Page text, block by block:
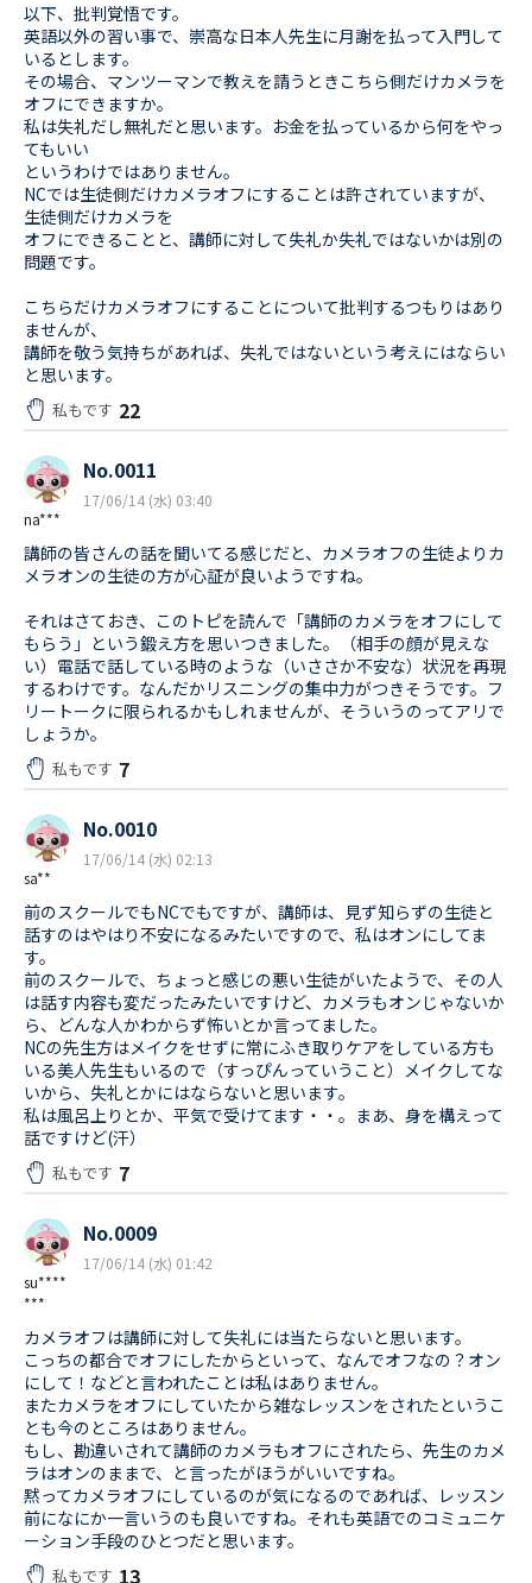
以下、批判覚悟です。
英語以外の習い事で、崇高な日本人先生に月謝を払って入門して
いるとします。
その場合、マンツーマンで教えを請うときこちら側だけカメラを
オフにできますか。
私は失礼だし無礼だと思います。お金を払っているから何をやっ
てもいい
というわけではありません。
NCでは生徒側だけカメラオフにすることは許されていますが、
生徒側だけカメラを
オフにできることと、講師に対して失礼か失礼ではないかは別の
問題です。
こちらだけカメラオフにすることについて批判するつもりはあり
ませんが、
講師を敬う気持ちがあれば、失礼ではないという考えにはならい
と思います。
私もです 22
na***
No.0011
17/06/14 (水) 03:40
講師の皆さんの話を聞いてる感じだと、カメラオフの生徒よりカ
メラオンの生徒の方が心証が良いようですね。
それはさておき、このトピを読んで「講師のカメラをオフにして
もらう」という鍛え方を思いつきました。（相手の顔が見えな
い）電話で話している時のような（いささか不安な）状況を再現
するわけです。なんだかリスニングの集中力がつきそうです。フ
リートークに限られるかもしれませんが、そういうのってアリで
しょうか。
私もです 7
sa**
No.0010
17/06/14 (水) 02:13
前のスクールでもNCでもですが、講師は、見ず知らずの生徒と
話すのはやはり不安になるみたいですので、私はオンにしてま
す。
前のスクールで、ちょっと感じの悪い生徒がいたようで、その人
は話す内容も変だったみたいですけど、カメラもオンじゃないか
ら、どんな人かわからず怖いとか言ってました。
NCの先生方はメイクをせずに常にふき取りケアをしている方も
いる美人先生もいるので（すっぴんっていうこと）メイクしてな
いから、失礼とかにはならないと思います。
私は風呂上りとか、平気で受けてます・・。まあ、身を構えって
話ですけど(汗）
私もです 7
su****
***
No.0009
17/06/14 (水) 01:42
カメラオフは講師に対して失礼には当たらないと思います。
こっちの都合でオフにしたからといって、なんでオフなの？オン
にして！などと言われたことは私はありません。
またカメラをオフにしていたから雑なレッスンをされたというこ
とも今のところはありません。
もし、勘違いされて講師のカメラもオフにされたら、先生のカメ
ラはオンのままで、と言ったがほうがいいですね。
黙ってカメラオフにしているのが気になるのであれば、レッスン
前になにか一言いうのも良いですね。それも英語でのコミュニケ
ーション手段のひとつだと思います。
私もです 13